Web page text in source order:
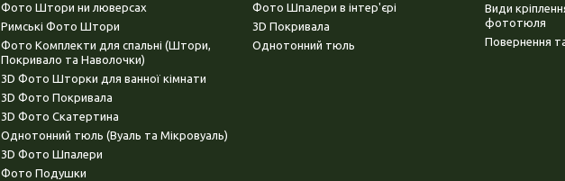
Фото Штори ни люверсах
Римські Фото Штори
Фото Комплекти для спальні (Штори,
Покривало та Наволочки)
3D Фото Шторки для ванної кімнати
3D Фото Покривала
3D Фото Скатертина
Однотонний тюль (Вуаль та Мікровуаль)
3D Фото Шпалери
Фото Подушки
Фото Шпалери в інтер'єрі
3D Покривала
Однотонний тюль
Види
фототюля
Повернення